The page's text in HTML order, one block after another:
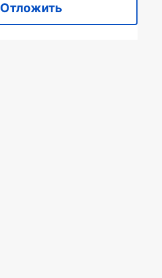
Отложить